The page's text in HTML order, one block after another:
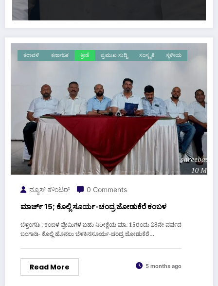
ಕರಾವಳಿ ಕರ್ನಾಟಕ ಕ್ರೀಡೆ ಪ್ರಮುಖ ಸುದ್ದಿ ಸಂಸ್ಕೃತಿ ಸ್ಥಳೀಯ
ನ್ಯೂಸ್ ಕೌಂಟರ್ 0 Comments
ಮಾರ್ಚ್ 15; ಕೊಲ್ಲಿ ಸೂರ್ಯ-ಚಂದ್ರ ಜೋಡುಕೆರೆ ಕಂಬಳ
ಬೆಳ್ತಂಗಡಿ : ಕಂಬಳ ಪ್ರೇಮಿಗಳ ಬಹು‌ ನಿರೀಕ್ಷೆಯ ಮಾ. 15ರಂದು 28ನೇ ವರ್ಷದ
ಬಂಗಾಡಿ- ಕೊಲ್ಲಿ ಹೊನಲು ಬೆಳಕಿನಸೂರ್ಯ-ಚಂದ್ರ ಜೋಡುಕೆರೆ…
Read More 5 months ago